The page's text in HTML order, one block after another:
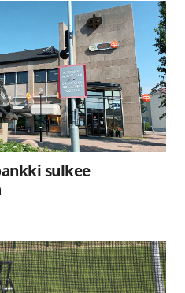
sulkee